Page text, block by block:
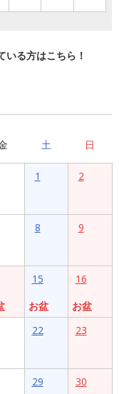
る方はこちら！
土 日
1 2
8 9
15
お盆
16
お盆
22 23
29 30